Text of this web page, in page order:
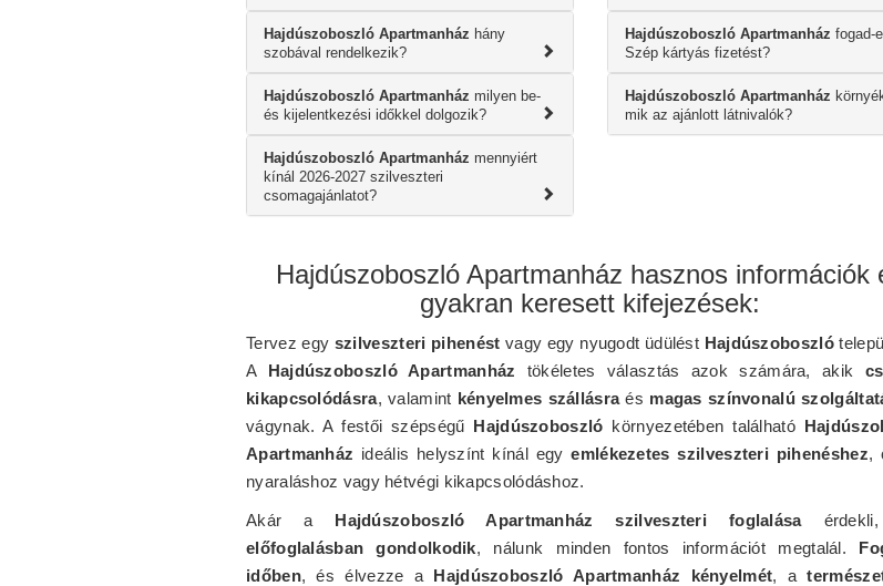
Hajdúszoboszló Apartmanház hány
szobával rendelkezik?
Hajdúszoboszló Apartmanház milyen be-
és kijelentkezési időkkel dolgozik?
Hajdúszoboszló Apartmanház mennyiért
kínál 2026-2027 szilveszteri
csomagajánlatot?
Hajdúszoboszló Apartmanház fogad-
Szép kártyás fizetést?
Hajdúszoboszló Apartmanház
mik az ajánlott látnivalók?
Hajdúszoboszló Apartmanház hasznos információk
gyakran keresett kifejezések:
Tervez egy szilveszteri pihenést vagy egy nyugodt üdülést Hajdúszoboszló
A Hajdúszoboszló Apartmanház tökéletes választás azok számára, akik
kikapcsolódásra, valamint kényelmes szállásraés magas színvonalú
vágynak. A festői szépségű Hajdúszoboszló környezetében található
Apartmanház ideális helyszínt kínál egyemlékezetes szilveszteri pihenéshez,
nyaraláshoz vagy hétvégi kikapcsolódáshoz.
Akár a Hajdúszoboszló Apartmanház szilveszteri foglalása
előfoglalásban gondolkodik, nálunk minden fontos információt megtalál.
időben, és élvezze a Hajdúszoboszló Apartmanház kényelmét, a